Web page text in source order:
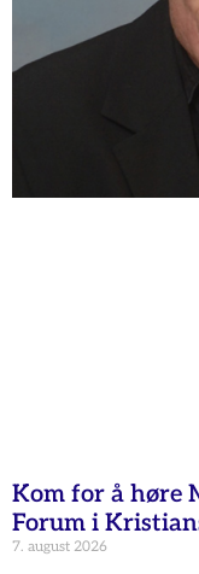
Kom for å høre
Forum i
7. august 2026